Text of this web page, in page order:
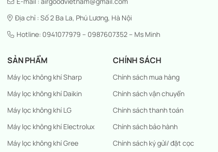
Địa chỉ : Số 2 Ba La, Phú Lương, Hà Nội
Hotline: 0941077979 – 0987607352 – Ms Minh
SẢN PHẨM
Máy lọc không khí Sharp
Máy lọc không khí Daikin
Máy lọc không khí LG
Máy lọc không khí Electrolux
Máy lọc không khí Gree
CHÍNH SÁCH
Chính sách mua hàng
Chính sách vận chuyển
Chính sách thanh toán
Chính sách bảo hành
Chính sách ký gửi/ đặt cọc